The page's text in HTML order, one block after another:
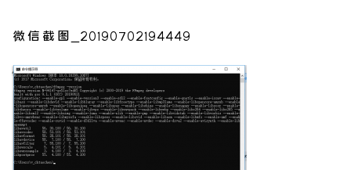
微信截图_20190702194449